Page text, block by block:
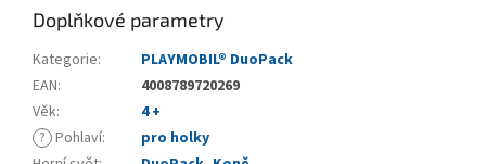
Doplňkové parametry
Kategorie:
PLAYMOBIL® DuoPack
EAN:
4008789720269
Věk:
4 +
? Pohlaví:
pro holky